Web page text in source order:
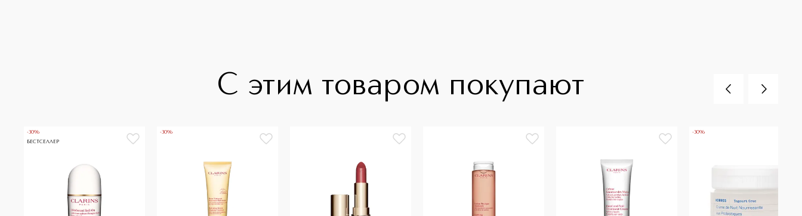
С этим товаром покупают
-30%
БЕСТСЕЛЛЕР
-30% -30%